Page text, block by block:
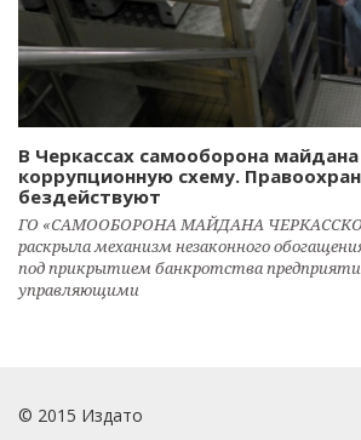
В Черкассах самооборона
коррупционную схему.
бездействуют
ГО «САМООБОРОНА МАЙДАНА
раскрыла механизм незаконного
под прикрытием банкротства
управляющими
© 2015 Издато